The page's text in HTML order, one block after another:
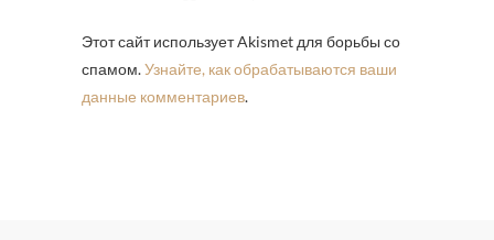
Этот сайт использует Akismet для борьбы со
спамом.Узнайте, как обрабатываются ваши
данные комментариев.